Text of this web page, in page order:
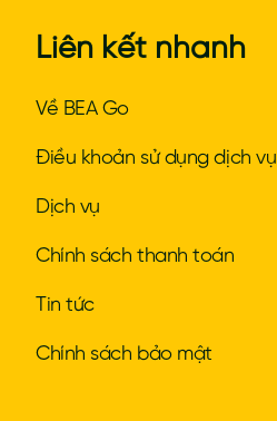
Liên kết nhanh
Về BEA Go
Điều khoản sử dụng dịch vụ
Dịch vụ
Chính sách thanh toán
Tin tức
Chính sách bảo mật